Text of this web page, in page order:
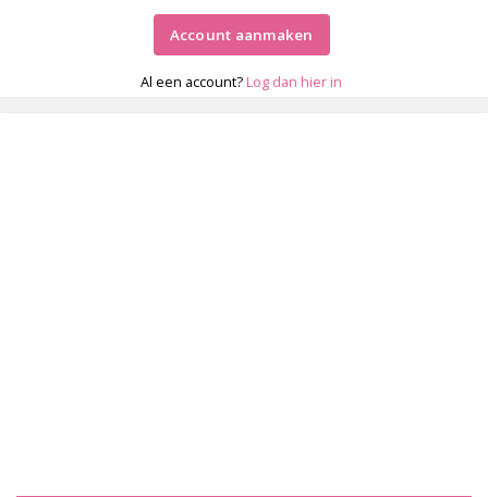
Account aanmaken
Al een account? Log dan hier in